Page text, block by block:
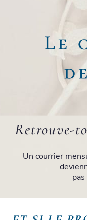
Retrouve-
Un courrier